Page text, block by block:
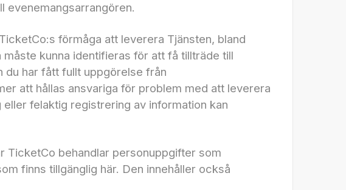
evenemangsarrangören.
förmåga att leverera Tjänsten, bland
kunna identifieras för att få tillträde till
du har fått fullt uppgörelse från
att hållas ansvariga för problem med att leverera
felaktig registrering av information kan
TicketCo behandlar personuppgifter som
finns tillgänglig här. Den innehåller också